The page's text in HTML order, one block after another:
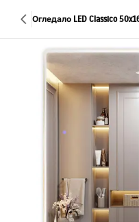
Огледало LED Classico